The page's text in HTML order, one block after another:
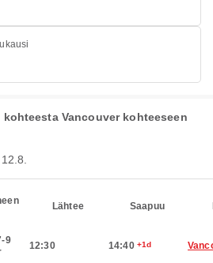
Vancouver kohteeseen
Lähtee Saapuu
9
12:30 14:40 +1d